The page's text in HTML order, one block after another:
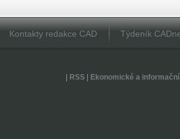
Kontakty redakce CAD Týdeník
RSS| Ekonomické a